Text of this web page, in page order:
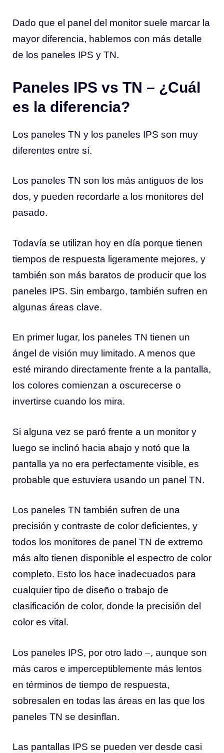
Dado que el panel del monitor suele marcar la
mayor diferencia, hablemos con más detalle
de los paneles IPS y TN.
Paneles IPS vs TN – ¿Cuál
es la diferencia?
Los paneles TN y los paneles IPS son muy
diferentes entre sí.
Los paneles TN son los más antiguos de los
dos, y pueden recordarle a los monitores del
pasado.
Todavía se utilizan hoy en día porque tienen
tiempos de respuesta ligeramente mejores, y
también son más baratos de producir que los
paneles IPS. Sin embargo, también sufren en
algunas áreas clave.
En primer lugar, los paneles TN tienen un
ángel de visión muy limitado. A menos que
esté mirando directamente frente a la pantalla,
los colores comienzan a oscurecerse o
invertirse cuando los mira.
Si alguna vez se paró frente a un monitor y
luego se inclinó hacia abajo y notó que la
pantalla ya no era perfectamente visible, es
probable que estuviera usando un panel TN.
Los paneles TN también sufren de una
precisión y contraste de color deficientes, y
todos los monitores de panel TN de extremo
más alto tienen disponible el espectro de color
completo. Esto los hace inadecuados para
cualquier tipo de diseño o trabajo de
clasificación de color, donde la precisión del
color es vital.
Los paneles IPS, por otro lado –, aunque son
más caros e imperceptiblemente más lentos
en términos de tiempo de respuesta,
sobresalen en todas las áreas en las que los
paneles TN se desinflan.
Las pantallas IPS se pueden ver desde casi